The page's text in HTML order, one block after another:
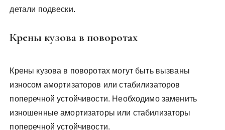
детали подвески.
Крены кузова в поворотах
Крены кузова в поворотах могут быть вызваны
износом амортизаторов или стабилизаторов
поперечной устойчивости. Необходимо заменить
изношенные амортизаторы или стабилизаторы
поперечной устойчивости.